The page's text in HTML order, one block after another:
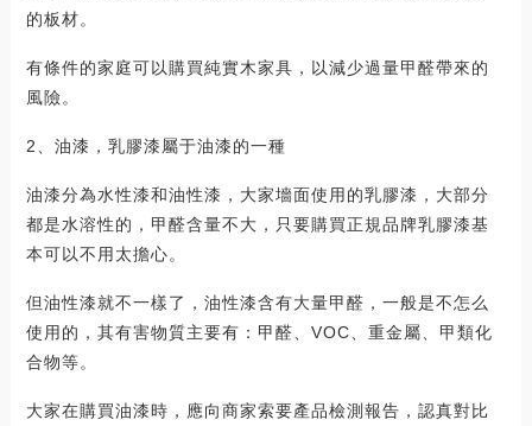
的板材。
有條件的家庭可以購買純實木家具，以減少過量甲醛帶來的
風險。
2、油漆，乳膠漆屬于油漆的一種
油漆分為水性漆和油性漆，大家墻面使用的乳膠漆，大部分
都是水溶性的，甲醛含量不大，只要購買正規品牌乳膠漆基
本可以不用太擔心。
但油性漆就不一樣了，油性漆含有大量甲醛，一般是不怎么
使用的，其有害物質主要有：甲醛、VOC、重金屬、甲類化
合物等。
大家在購買油漆時，應向商家索要產品檢測報告，認真對比